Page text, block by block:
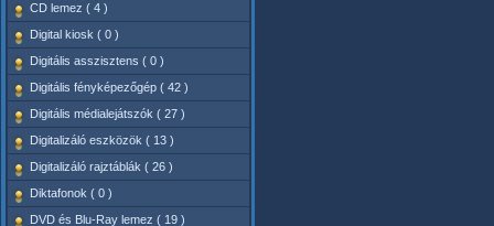
CD lemez ( 4 )
Digital kiosk ( 0 )
Digitális asszisztens ( 0 )
Digitális fényképezőgép ( 42 )
Digitális médialejátszók ( 27 )
Digitalizáló eszközök ( 13 )
Digitalizáló rajztáblák ( 26 )
Diktafonok ( 0 )
DVD és Blu-Ray lemez ( 19 )